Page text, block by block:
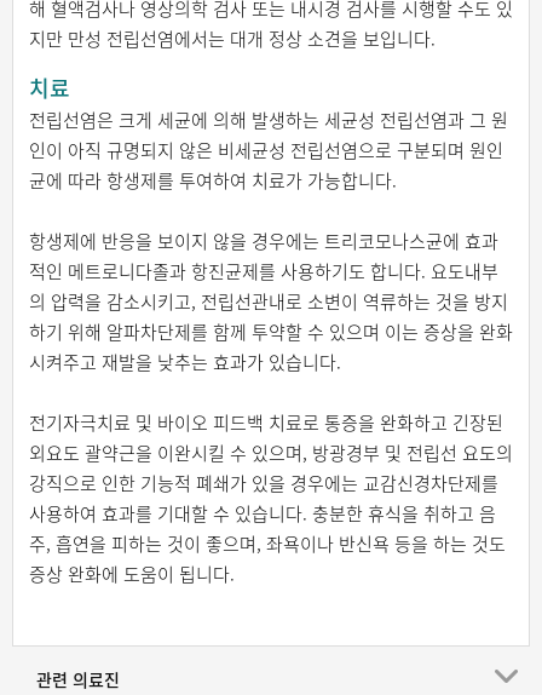
해 혈액검사나 영상의학 검사 또는 내시경 검사를 시행할 수도 있
지만 만성 전립선염에서는 대개 정상 소견을 보입니다.
치료
전립선염은 크게 세균에 의해 발생하는 세균성 전립선염과 그 원
인이 아직 규명되지 않은 비세균성 전립선염으로 구분되며 원인
균에 따라 항생제를 투여하여 치료가 가능합니다.
항생제에 반응을 보이지 않을 경우에는 트리코모나스균에 효과
적인 메트로니다졸과 항진균제를 사용하기도 합니다. 요도내부
의 압력을 감소시키고, 전립선관내로 소변이 역류하는 것을 방지
하기 위해 알파차단제를 함께 투약할 수 있으며 이는 증상을 완화
시켜주고 재발을 낮추는 효과가 있습니다.
전기자극치료 및 바이오 피드백 치료로 통증을 완화하고 긴장된
외요도 괄약근을 이완시킬 수 있으며, 방광경부 및 전립선 요도의
강직으로 인한 기능적 폐쇄가 있을 경우에는 교감신경차단제를
사용하여 효과를 기대할 수 있습니다. 충분한 휴식을 취하고 음
주, 흡연을 피하는 것이 좋으며, 좌욕이나 반신욕 등을 하는 것도
증상 완화에 도움이 됩니다.
관련 의료진